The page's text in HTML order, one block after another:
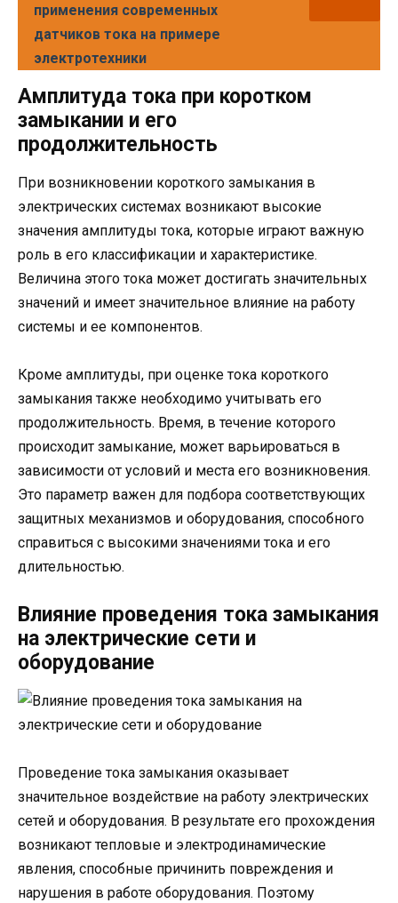
применения современных
датчиков тока на примере
электротехники
Амплитуда тока при коротком
замыкании и его
продолжительность
При возникновении короткого замыкания в
электрических системах возникают высокие
значения амплитуды тока, которые играют важную
роль в его классификации и характеристике.
Величина этого тока может достигать значительных
значений и имеет значительное влияние на работу
системы и ее компонентов.
Кроме амплитуды, при оценке тока короткого
замыкания также необходимо учитывать его
продолжительность. Время, в течение которого
происходит замыкание, может варьироваться в
зависимости от условий и места его возникновения.
Это параметр важен для подбора соответствующих
защитных механизмов и оборудования, способного
справиться с высокими значениями тока и его
длительностью.
Влияние проведения тока замыкания
на электрические сети и
оборудование
Проведение тока замыкания оказывает
значительное воздействие на работу электрических
сетей и оборудования. В результате его прохождения
возникают тепловые и электродинамические
явления, способные причинить повреждения и
нарушения в работе оборудования. Поэтому